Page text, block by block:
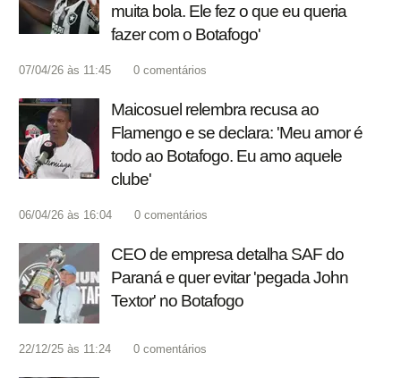
muita bola. Ele fez o que eu queria
fazer com o Botafogo'
07/04/26 às 11:45 0 comentários
Maicosuel relembra recusa ao
Flamengo e se declara: 'Meu amor é
todo ao Botafogo. Eu amo aquele
clube'
06/04/26 às 16:04 0 comentários
CEO de empresa detalha SAF do
Paraná e quer evitar 'pegada John
Textor' no Botafogo
22/12/25 às 11:24 0 comentários